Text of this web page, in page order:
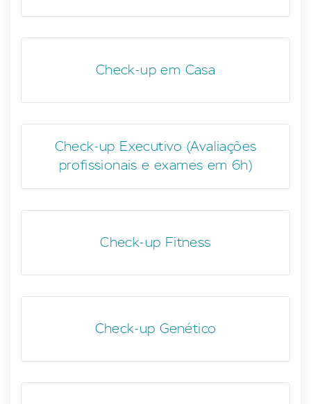
Check-up em Casa
Check-up Executivo (Avaliações
profissionais e exames em 6h)
Check-up Fitness
Check-up Genético